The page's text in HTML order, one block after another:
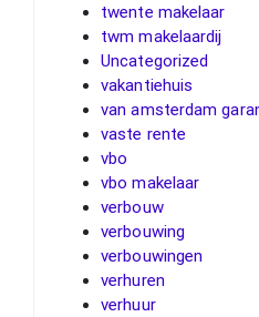
twente makelaar
twm makelaardij
Uncategorized
vakantiehuis
van amsterdam
vaste rente
vbo
vbo makelaar
verbouw
verbouwing
verbouwingen
verhuren
verhuur